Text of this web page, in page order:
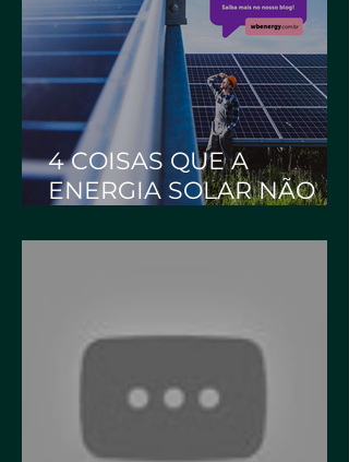
4 COISAS QUE A
ENERGIA SOLAR NÃO